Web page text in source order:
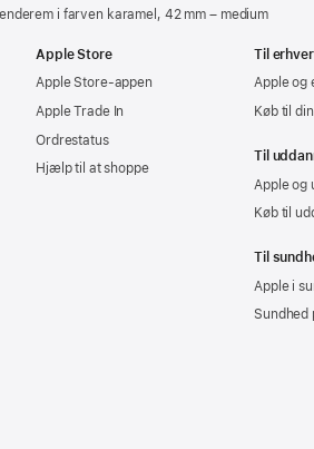
i farven karamel, 42 mm – medium
Apple Store
Apple Store-appen
Apple Trade In
Ordrestatus
Hjælp til at shoppe
Til
Apple og
Køb til
Til
Apple og
Køb til
Til
Apple i
Sundhed